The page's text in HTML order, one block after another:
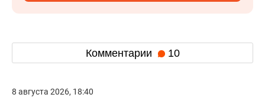
Комментарии 10
8 августа 2026, 18:40